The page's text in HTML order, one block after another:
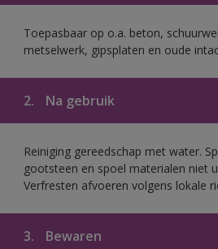
Toepasbaar op o.a. beton,
metselwerk, gipsplaten en oude
2. Na gebruik
Reiniging gereedschap met water.
gootsteen en spoel materialen niet
Verfresten afvoeren volgens lokale
3. Bewaren